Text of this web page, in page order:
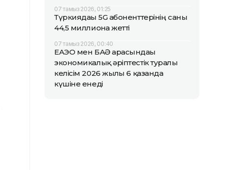
07 тамыз 2026, 01:25
Түркиядағы 5G абоненттерінің саны
44,5 миллионға жетті
07 тамыз 2026, 00:40
ЕАЭО мен БАӘ арасындағы
экономикалық әріптестік туралы
келісім 2026 жылғы 6 қазанда
күшіне енеді